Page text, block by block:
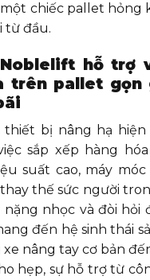
một chiếc pallet hỏng
từ đầu.
hỗ trợ
trên pallet gọn
thiết bị nâng hạ hiện
sắp xếp hàng
suất cao, máy
thế sức người
nhọc và đòi hỏi
đến hệ sinh thái
nâng tay cơ bản
hẹp, sự hỗ trợ từ